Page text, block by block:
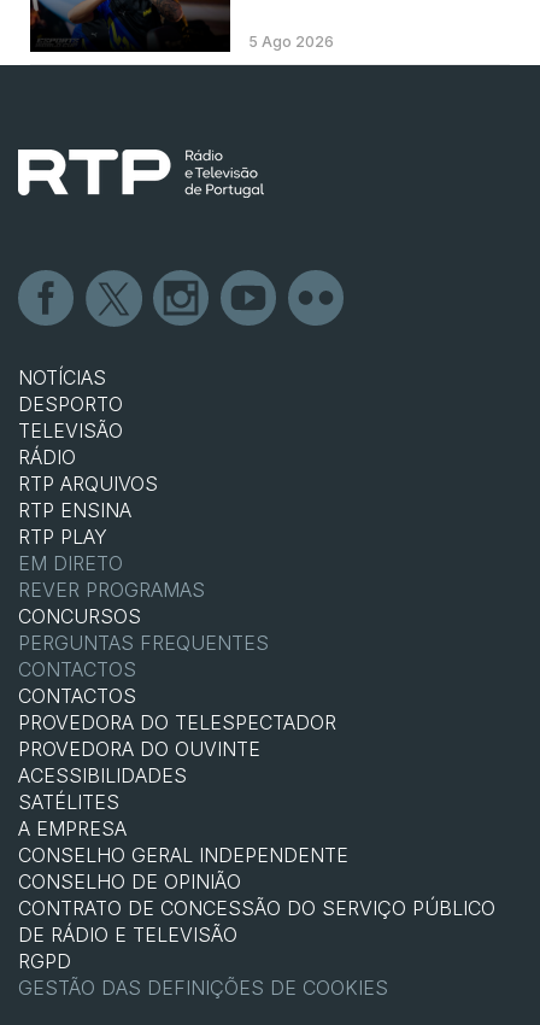
5 Ago 2026
NOTÍCIAS
DESPORTO
TELEVISÃO
RÁDIO
RTP ARQUIVOS
RTP ENSINA
RTP PLAY
EM DIRETO
REVER PROGRAMAS
CONCURSOS
PERGUNTAS FREQUENTES
CONTACTOS
CONTACTOS
PROVEDORA DO TELESPECTADOR
PROVEDORA DO OUVINTE
ACESSIBILIDADES
SATÉLITES
A EMPRESA
CONSELHO GERAL INDEPENDENTE
CONSELHO DE OPINIÃO
CONTRATO DE CONCESSÃO DO SERVIÇO PÚBLICO
DE RÁDIO E TELEVISÃO
RGPD
GESTÃO DAS DEFINIÇÕES DE COOKIES